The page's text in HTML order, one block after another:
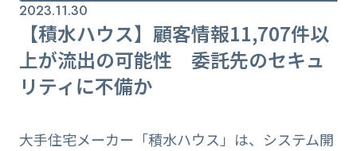
2023.11.30
【積水ハウス】顧客情報11,707件以
上が流出の可能性 委託先のセキュ
リティに不備か
大手住宅メーカー「積水ハウス」は、システム開